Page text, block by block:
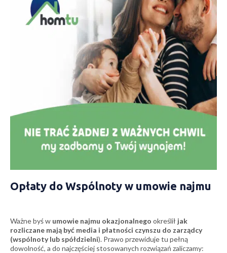
Opłaty do Wspólnoty w umowie najmu
Ważne byś w umowie najmu okazjonalnego określił jak
rozliczane mają być media i płatności czynszu do zarządcy
(wspólnoty lub spółdzielni). Prawo przewiduje tu pełną
dowolność, a do najczęściej stosowanych rozwiązań zaliczamy: